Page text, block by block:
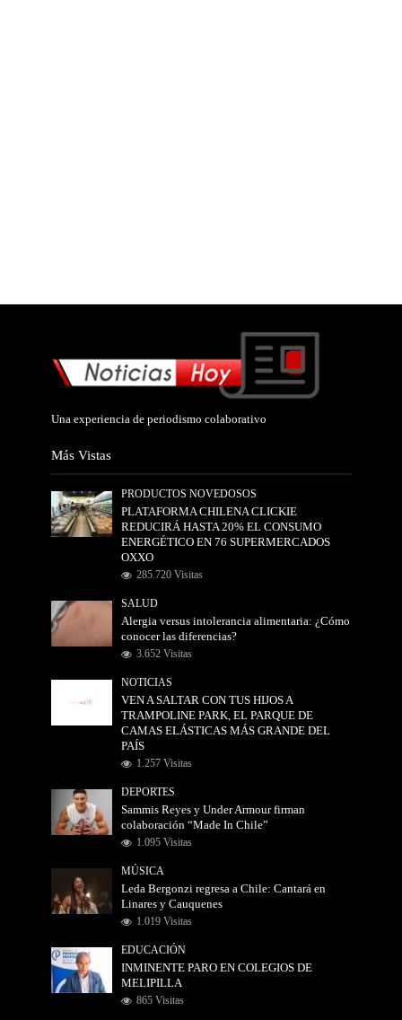
Una experiencia de periodismo colaborativo
Más Vistas
PRODUCTOS NOVEDOSOS
PLATAFORMA CHILENA CLICKIE
REDUCIRÁ HASTA 20% EL CONSUMO
ENERGÉTICO EN 76 SUPERMERCADOS
OXXO
285.720 Visitas
SALUD
Alergia versus intolerancia alimentaria: ¿Cómo
conocer las diferencias?
3.652 Visitas
NOTICIAS
VEN A SALTAR CON TUS HIJOS A
TRAMPOLINE PARK, EL PARQUE DE
CAMAS ELÁSTICAS MÁS GRANDE DEL
PAÍS
1.257 Visitas
DEPORTES
Sammis Reyes y Under Armour firman
colaboración “Made In Chile”
1.095 Visitas
MÚSICA
Leda Bergonzi regresa a Chile: Cantará en
Linares y Cauquenes
1.019 Visitas
EDUCACIÓN
INMINENTE PARO EN COLEGIOS DE
MELIPILLA
865 Visitas